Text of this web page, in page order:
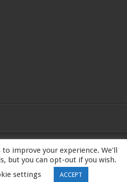
Charity number: 1173167 | Imam Baqir
Streatham, London SW16 5PQ, UK |Tel:
to improve your experience. We'll
but you can opt-out if you wish.
settings ACCEPT